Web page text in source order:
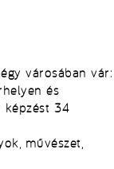
városában vár:
és
képzést 34
művészet,